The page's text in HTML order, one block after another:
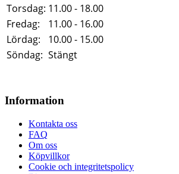
Torsdag: 11.00 - 18.00
Fredag:
11.00 - 16.00
Lördag:
10.00 - 15.00
Söndag: Stängt
Information
Kontakta oss
FAQ
Om oss
Köpvillkor
Cookie och integritetspolicy